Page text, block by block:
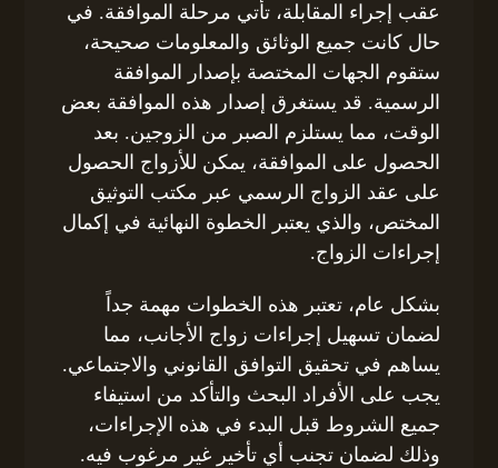
عقب إجراء المقابلة، تأتي مرحلة الموافقة. في
حال كانت جميع الوثائق والمعلومات صحيحة،
ستقوم الجهات المختصة بإصدار الموافقة
الرسمية. قد يستغرق إصدار هذه الموافقة بعض
الوقت، مما يستلزم الصبر من الزوجين. بعد
الحصول على الموافقة، يمكن للأزواج الحصول
على عقد الزواج الرسمي عبر مكتب التوثيق
المختص، والذي يعتبر الخطوة النهائية في إكمال
إجراءات الزواج.
بشكل عام، تعتبر هذه الخطوات مهمة جداً
لضمان تسهيل إجراءات زواج الأجانب، مما
يساهم في تحقيق التوافق القانوني والاجتماعي.
يجب على الأفراد البحث والتأكد من استيفاء
جميع الشروط قبل البدء في هذه الإجراءات،
وذلك لضمان تجنب أي تأخير غير مرغوب فيه.